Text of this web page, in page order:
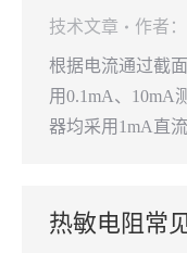
技术文章 作者：
根据电流通过截
用0.1mA、10mA
器均采用1mA直
热敏电阻常